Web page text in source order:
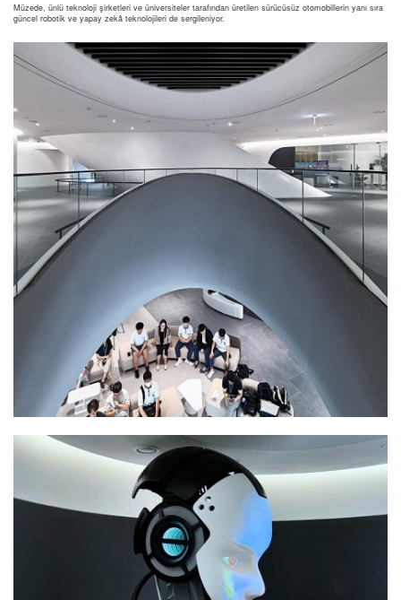
Müzede, ünlü teknoloji şirketleri ve üniversiteler tarafından üretilen sürücüsüz otomobillerin yanı sıra
güncel robotik ve yapay zekâ teknolojileri de sergileniyor.